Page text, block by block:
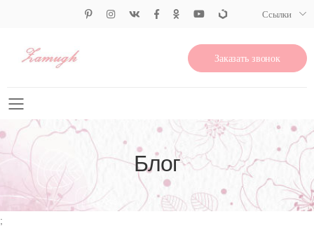
Ссылки
Заказать звонок
Свернуть меню
Блог
;